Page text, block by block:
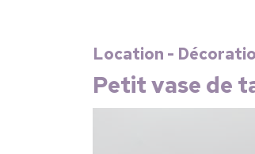
Location -
Petit vase de